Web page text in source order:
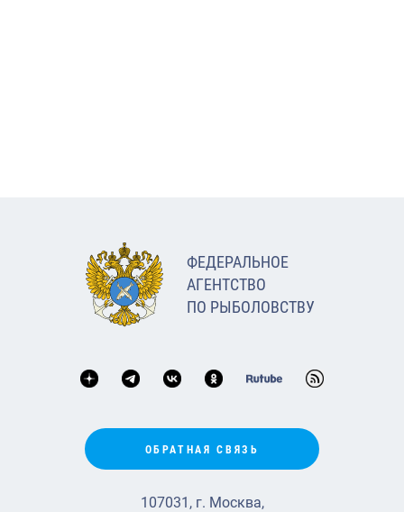
ФЕДЕРАЛЬНОЕ
АГЕНТСТВО
ПО РЫБОЛОВСТВУ
ОБРАТНАЯ СВЯЗЬ
107031, г. Москва,